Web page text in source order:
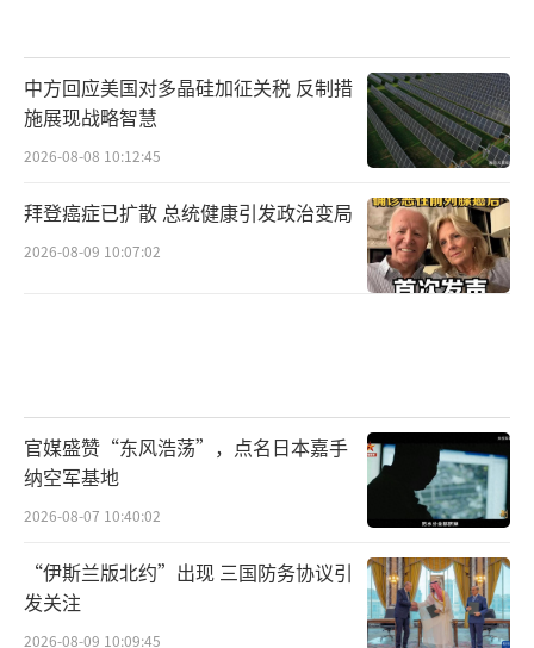
中方回应美国对多晶硅加征关税 反制措
施展现战略智慧
2026-08-08 10:12:45
拜登癌症已扩散 总统健康引发政治变局
2026-08-09 10:07:02
官媒盛赞“东风浩荡”，点名日本嘉手
纳空军基地
2026-08-07 10:40:02
“伊斯兰版北约”出现 三国防务协议引
发关注
2026-08-09 10:09:45